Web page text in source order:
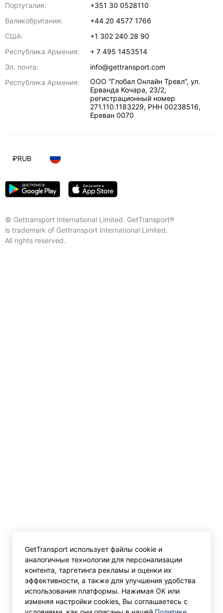
Португалия:
+351 30 0528110
Великобритания:
+44 20 4577 1766
США:
+1 302 240 28 90
Республика Армения:
+ 7 495 1453514
Эл. почта:
info@gettransport.com
Республика Армения:
ООО “Глобал Онлайн Тревл”, ул.
Ерванда Кочара, 23/2,
регистрационный номер
271.110.1183229, РНН 00238516,
Ереван 0070
© Gettransport International Limited. GetTransport®
is trademark of Gettransport International Limited.
All rights reserved.
₽RUB
GetTransport использует файлы cookie и
аналогичные технологии для персонализации
контента, таргетинга рекламы и оценки их
эффективности, а также для улучшения удобства
использования платформы. Нажимая ОК или
изменяя настройки cookies, Вы соглашаетесь с